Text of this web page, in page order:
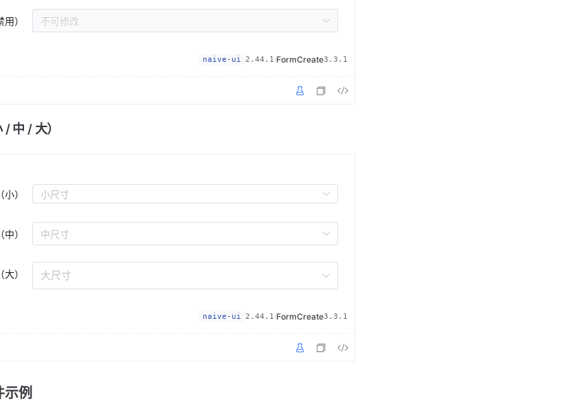
naive-ui 2.44.1·FormCreate3.3.1
） 不可修改
中 / 大）
naive-ui 2.44.1·FormCreate3.3.1
） 小尺寸
） 中尺寸
） 大尺寸
例